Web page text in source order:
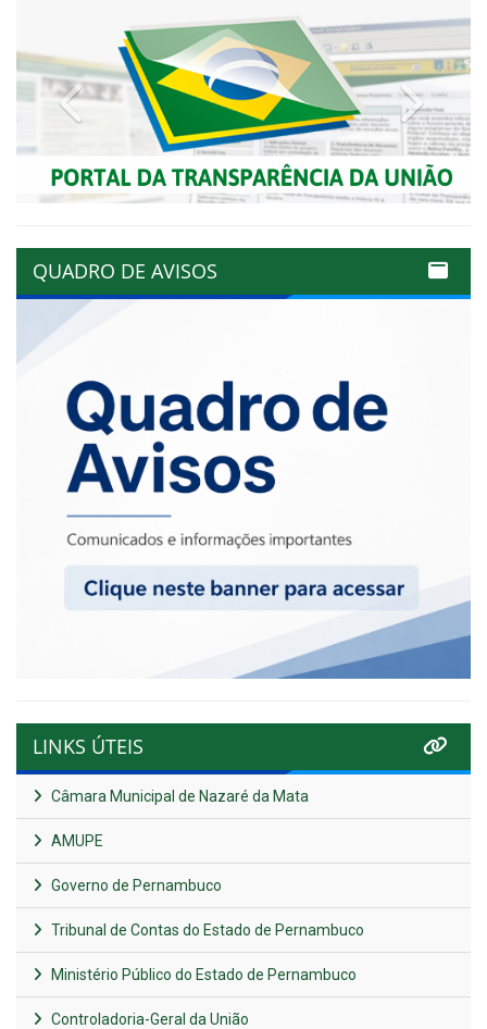
Previous Next
QUADRO DE AVISOS
LINKS ÚTEIS
Câmara Municipal de Nazaré da Mata
AMUPE
Governo de Pernambuco
Tribunal de Contas do Estado de Pernambuco
Ministério Público do Estado de Pernambuco
Controladoria-Geral da União